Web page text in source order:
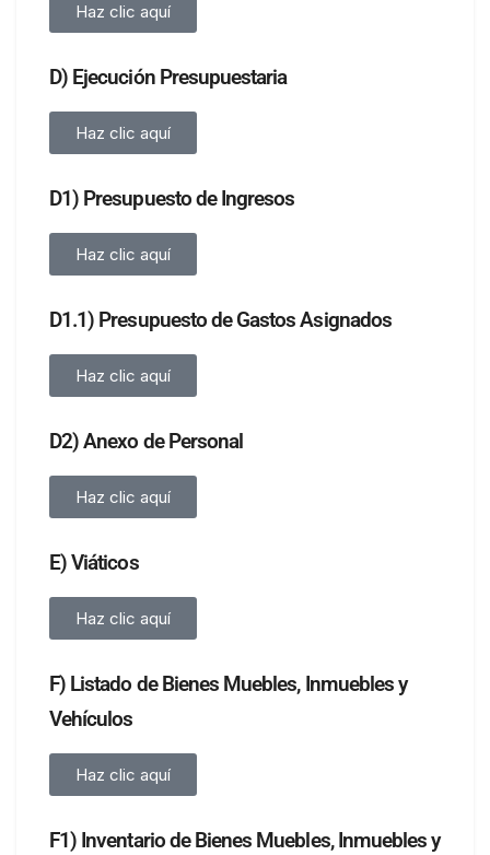
Haz clic aquí
D) Ejecución Presupuestaria
Haz clic aquí
D1) Presupuesto de Ingresos
Haz clic aquí
D1.1) Presupuesto de Gastos Asignados
Haz clic aquí
D2) Anexo de Personal
Haz clic aquí
E) Viáticos
Haz clic aquí
F) Listado de Bienes Muebles, Inmuebles y
Vehículos
Haz clic aquí
F1) Inventario de Bienes Muebles, Inmuebles y